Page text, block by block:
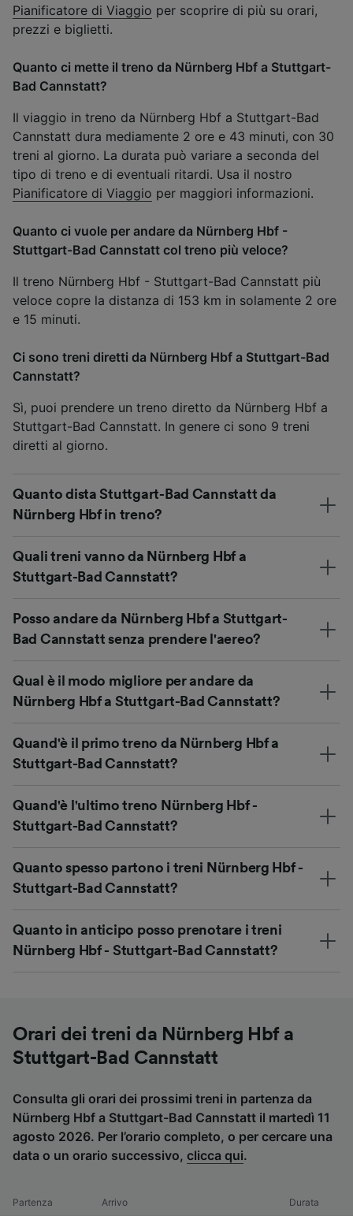
Pianificatore di Viaggio per scoprire di più su orari,
prezzi e biglietti.
Quanto ci mette il treno da Nürnberg Hbf a Stuttgart-
Bad Cannstatt?
Il viaggio in treno da Nürnberg Hbf a Stuttgart-Bad
Cannstatt dura mediamente 2 ore e 43 minuti, con 30
treni al giorno. La durata può variare a seconda del
tipo di treno e di eventuali ritardi. Usa il nostro
Pianificatore di Viaggio per maggiori informazioni.
Quanto ci vuole per andare da Nürnberg Hbf -
Stuttgart-Bad Cannstatt col treno più veloce?
Il treno Nürnberg Hbf - Stuttgart-Bad Cannstatt più
veloce copre la distanza di 153 km in solamente 2 ore
e 15 minuti.
Ci sono treni diretti da Nürnberg Hbf a Stuttgart-Bad
Cannstatt?
Sì, puoi prendere un treno diretto da Nürnberg Hbf a
Stuttgart-Bad Cannstatt. In genere ci sono 9 treni
diretti al giorno.
Quanto dista Stuttgart-Bad Cannstatt da
Nürnberg Hbf in treno?
Quali treni vanno da Nürnberg Hbf a
Stuttgart-Bad Cannstatt?
Posso andare da Nürnberg Hbf a Stuttgart-
Bad Cannstatt senza prendere l'aereo?
Qual è il modo migliore per andare da
Nürnberg Hbf a Stuttgart-Bad Cannstatt?
Quand'è il primo treno da Nürnberg Hbf a
Stuttgart-Bad Cannstatt?
Quand'è l'ultimo treno Nürnberg Hbf -
Stuttgart-Bad Cannstatt?
Quanto spesso partono i treni Nürnberg Hbf -
Stuttgart-Bad Cannstatt?
Quanto in anticipo posso prenotare i treni
Nürnberg Hbf - Stuttgart-Bad Cannstatt?
Orari dei treni da Nürnberg Hbf a
Stuttgart-Bad Cannstatt
Consulta gli orari dei prossimi treni in partenza da
Nürnberg Hbf a Stuttgart-Bad Cannstatt il martedì 11
agosto 2026. Per l’orario completo, o per cercare una
data o un orario successivo, clicca qui.
Partenza Arrivo Durata